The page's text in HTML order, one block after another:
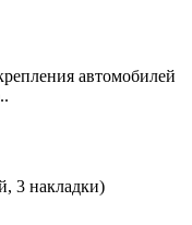
автомобилей
3 накладки)